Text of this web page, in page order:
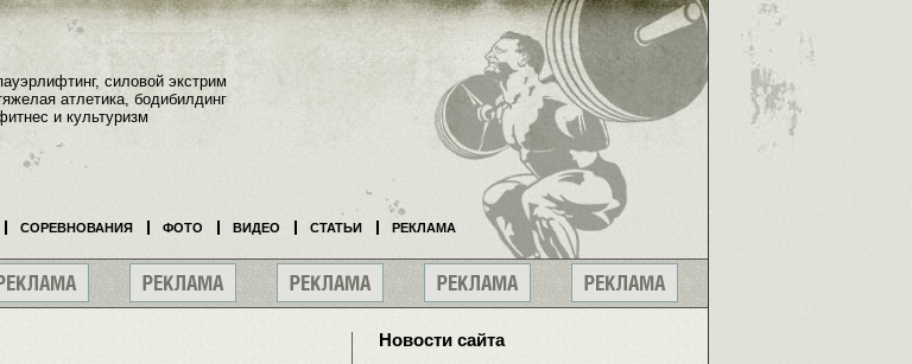
Новости сайта
силовой экстрим
атлетика, бодибилдинг
и культуризм
СОРЕВНОВАНИЯ ФОТО ВИДЕО СТАТЬИ РЕКЛАМА